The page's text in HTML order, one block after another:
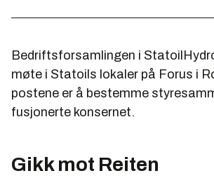
Bedriftsforsamlingen i
møte i Statoils lokaler på Forus i
postene er å bestemme
fusjonerte konsernet.
Gikk mot Reiten